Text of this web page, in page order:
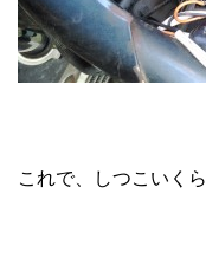
これで、しつこいく